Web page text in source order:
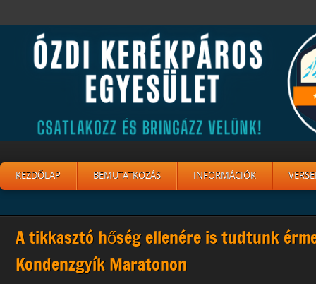
KEZDŐLAP BEMUTATKOZÁS INFORMÁCIÓK
A tikkasztó hőség ellenére is tudtunk
Kondenzgyík Maratonon